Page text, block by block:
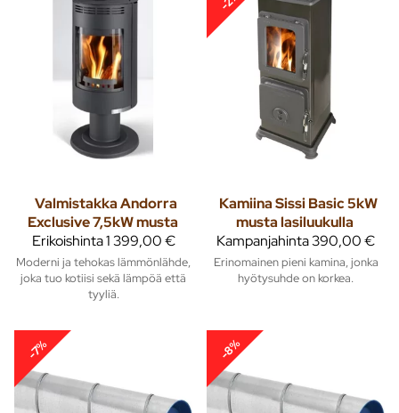
Valmistakka Andorra
Exclusive 7,5kW musta
Erikoishinta1 399,00 €
Moderni ja tehokas lämmönlähde,
joka tuo kotiisi sekä lämpöä että
tyyliä.
Kamiina Sissi Basic 5kW
musta lasiluukulla
Kampanjahinta390,00 €
Erinomainen pieni kamina, jonka
hyötysuhde on korkea.
-7% -8%